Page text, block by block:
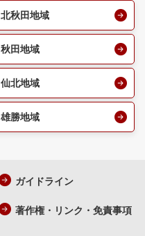
北秋田地域
秋田地域
仙北地域
雄勝地域
ガイドライン
著作権・リンク・免責事項